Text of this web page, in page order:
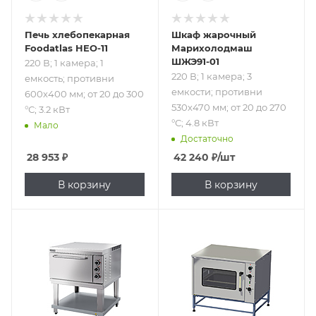
Печь хлебопекарная
Foodatlas HEO-11
220 В; 1 камера; 1
емкость; противни
600х400 мм; от 20 до 300
°С; 3.2 кВт
Мало
28 953 ₽
В корзину
Шкаф жарочный
Марихолодмаш
ШЖЭ91-01
220 В; 1 камера; 3
емкости; противни
530х470 мм; от 20 до 270
°С; 4.8 кВт
Достаточно
42 240 ₽/шт
В корзину
220 В; 1 камера; 3
емкости;
противни 530х470
мм; от 20 до 270
°С; 4.8 кВт
220 В; 1 камера; 4
емкости; GN 2/1;
от 50 до 300 °С;
6.3 кВт